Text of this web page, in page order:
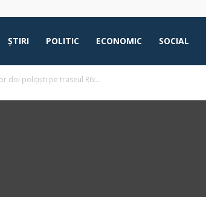
ŞTIRI POLITIC ECONOMIC SOCIAL
doi polițiști pe traseul R6:...